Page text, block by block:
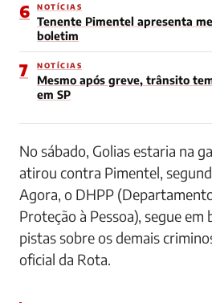
6 NOTÍCIAS
Tenente Pimentel apresenta
boletim
7 NOTÍCIAS
Mesmo após greve, trânsito
em SP
No sábado, Golias estaria na
atirou contra Pimentel,
Agora, o DHPP
Proteção à Pessoa), segue em
pistas sobre os demais
oficial da Rota.